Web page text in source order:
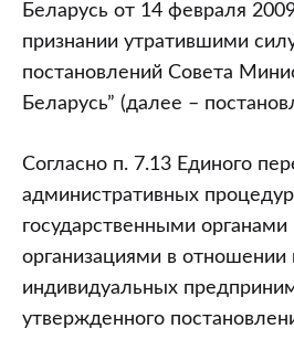
Беларусь от 14 февраля
признании утратившими
постановлений Совета
Беларусь” (далее –
Согласно п. 7.13 Единого
административных
государственными
организациями в
индивидуальных
утвержденного